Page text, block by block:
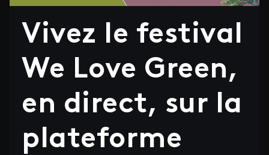
Vivez le festival
We Love Green,
en direct, sur la
plateforme